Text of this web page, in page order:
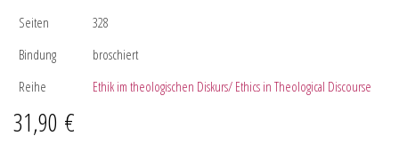
Seiten
328
Bindung
broschiert
Reihe
Ethik im theologischen Diskurs/ Ethics in Theological Discourse
31,90 €